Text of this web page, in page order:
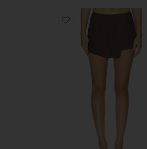
Favorite POSEY スコート